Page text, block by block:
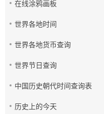
在线涂鸦画板
世界各地时间
世界各地货币查询
世界节日查询
中国历史朝代时间查询表
历史上的今天